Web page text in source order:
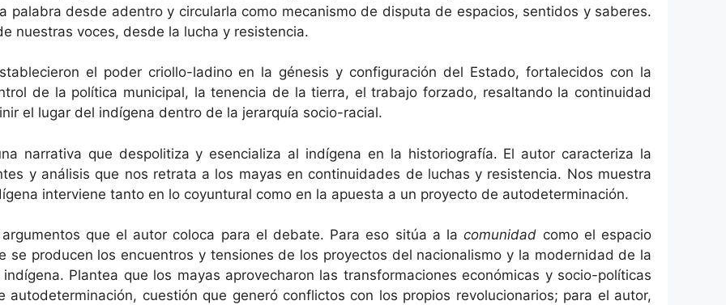
palabra desde adentro y circularla como mecanismo de disputa de espacios, sentidos y saberes.
nuestras voces, desde la lucha y resistencia.
el poder criollo-ladino en la génesis y configuración del Estado, fortalecidos con la
de la política municipal, la tenencia de la tierra, el trabajo forzado, resaltando la continuidad
el lugar del indígena dentro de la jerarquía socio-racial.
narrativa que despolitiza y esencializa al indígena en la historiografía. El autor caracteriza la
y análisis que nos retrata a los mayas en continuidades de luchas y resistencia. Nos muestra
interviene tanto en lo coyuntural como en la apuesta a un proyecto de autodeterminación.
que el autor coloca para el debate. Para eso sitúa a lacomunidad como el espacio
producen los encuentros y tensiones de los proyectos del nacionalismo y la modernidad de la
Plantea que los mayas aprovecharon las transformaciones económicas y socio-políticas
cuestión que generó conflictos con los propios revolucionarios; para el autor,